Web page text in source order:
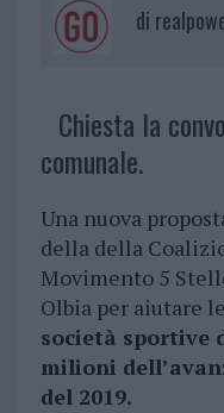
di
Chiesta la
comunale.
Una nuova
della della
Movimento 5
Olbia per aiutare le
società sportive
milioni
del 2019.